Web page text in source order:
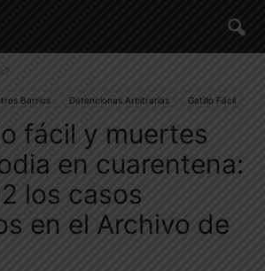
Barrios Detenciones Arbitrarias Gatillo Fácil
fácil y muertes
en cuarentena:
los casos
en el Archivo de